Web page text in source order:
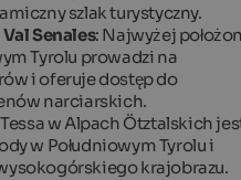
szlak turystyczny.
Senales: Najwyżej
Tyrolu prowadzi na
i oferuje dostęp do
narciarskich.
w Alpach Ötztalskich
w Południowym Tyrolu i
krajobrazu.